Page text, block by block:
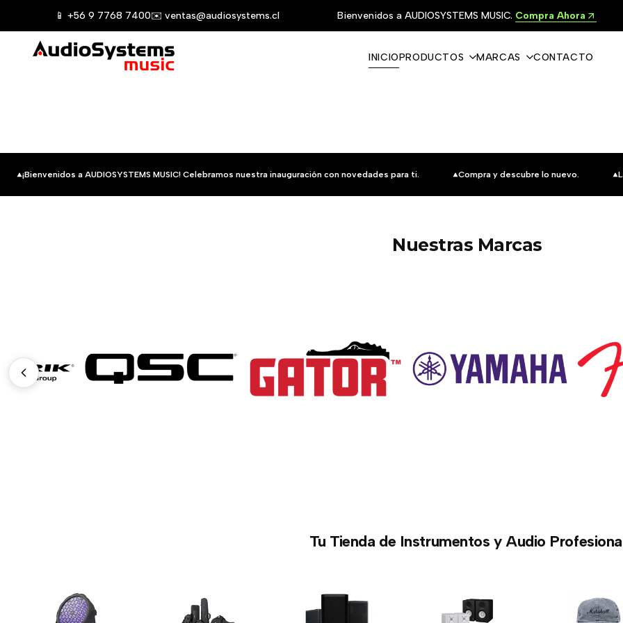
📱 +56 9 7768 7400✉️ ventas@audiosystems.cl Bienvenidos a AUDIOSYSTEMS MUSIC. Compra Ahora
INICIOPRODUCTOS MARCAS CONTACTO
¡Bienvenidos a AUDIOSYSTEMS MUSIC! Celebramos nuestra inauguración con novedades para ti. Compra y descubre lo nuevo.
Nuestras Marcas
Tu Tienda de Instrumentos y Audio